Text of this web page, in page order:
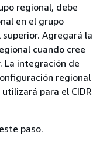
regional, debe
en el grupo
Agregará la
cuando cree
La integración de
regional
para el CIDR
paso.